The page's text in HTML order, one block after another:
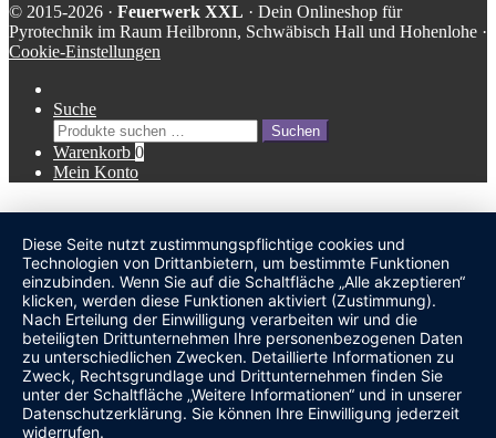
© 2015-2026 · Feuerwerk XXL · Dein Onlineshop für
Pyrotechnik im Raum Heilbronn, Schwäbisch Hall und Hohenlohe ·
Cookie-Einstellungen
Suche
Suche
nach:
Suchen
Warenkorb 0
Mein Konto
Diese Seite nutzt zustimmungspflichtige cookies und
Technologien von Drittanbietern, um bestimmte Funktionen
einzubinden. Wenn Sie auf die Schaltfläche „Alle akzeptieren“
klicken, werden diese Funktionen aktiviert (Zustimmung).
Nach Erteilung der Einwilligung verarbeiten wir und die
beteiligten Drittunternehmen Ihre personenbezogenen Daten
zu unterschiedlichen Zwecken. Detaillierte Informationen zu
Zweck, Rechtsgrundlage und Drittunternehmen finden Sie
unter der Schaltfläche „Weitere Informationen“ und in unserer
Datenschutzerklärung. Sie können Ihre Einwilligung jederzeit
widerrufen.
undefined